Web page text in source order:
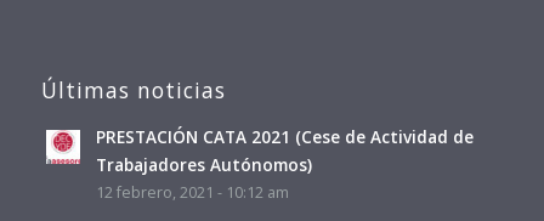
Últimas noticias
PRESTACIÓN CATA 2021 (Cese de Actividad de
Trabajadores Autónomos)
12 febrero, 2021 - 10:12 am